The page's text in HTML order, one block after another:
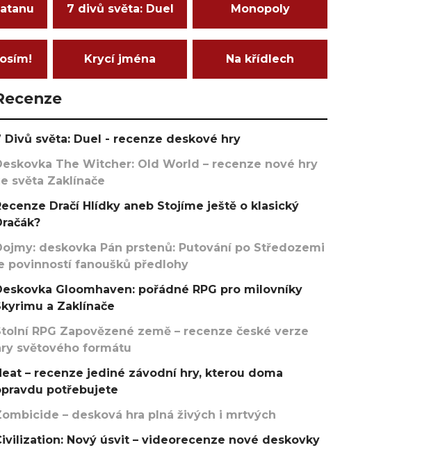
7 divů světa: Duel Monopoly
Krycí jména Na křídlech
Divů světa: Duel - recenze deskové hry
The Witcher: Old World – recenze nové hry
světa Zaklínače
Dračí Hlídky aneb Stojíme ještě o klasický
deskovka Pán prstenů: Putování po Středozemi
povinností fanoušků předlohy
Gloomhaven: pořádné RPG pro milovníky
a Zaklínače
RPG Zapovězené země – recenze české verze
světového formátu
– recenze jediné závodní hry, kterou doma
potřebujete
– desková hra plná živých i mrtvých
Nový úsvit – videorecenze nové deskovky